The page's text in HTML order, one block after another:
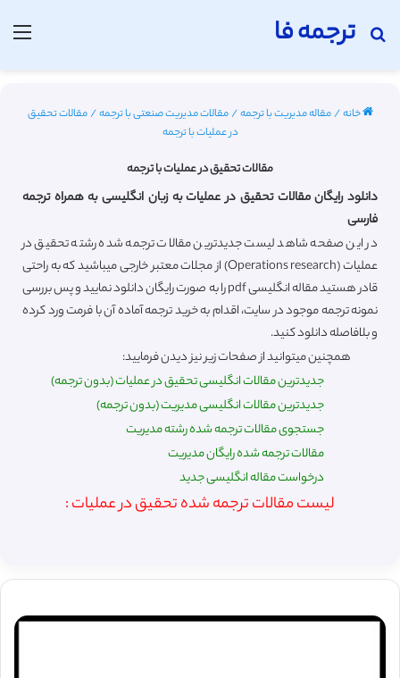
ترجمه فا
جستجو برای
خانه/مقاله مدیریت با ترجمه/مقالات مدیریت صنعتی با ترجمه/مقالات تحقیق
در عملیات با ترجمه
مقالات تحقیق در عملیات با ترجمه
دانلود رایگان مقالات تحقیق در عملیات به زبان انگلیسی به همراه ترجمه
فارسی
در این صفحه شاهد لیست جدیدترین مقالات ترجمه شده رشته تحقیق در
عملیات (Operations research) از مجلات معتبر خارجی میباشید که به راحتی
قادر هستید مقاله انگلیسی pdf را به صورت رایگان دانلود نمایید و پس بررسی
نمونه ترجمه موجود در سایت، اقدام به خرید ترجمه آماده آن با فرمت ورد کرده
و بلافاصله دانلود کنید.
همچنین میتوانید از صفحات زیر نیز دیدن فرمایید:
جدیدترین مقالات انگلیسی تحقیق در عملیات (بدون ترجمه)
جدیدترین مقالات انگلیسی مدیریت (بدون ترجمه)
جستجوی مقالات ترجمه شده رشته مدیریت
مقالات ترجمه شده رایگان مدیریت
درخواست مقاله انگلیسی جدید
لیست مقالات ترجمه شده تحقیق در عملیات :